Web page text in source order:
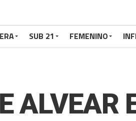
SUB 21 FEMENINO
ALVEAR